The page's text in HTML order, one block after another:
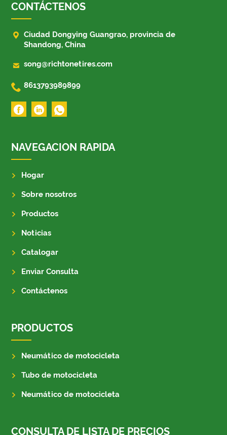
CONTÁCTENOS
 Ciudad Dongying Guangrao, provincia de
Shandong, China
 song@richtonetires.com
 8613793989899
NAVEGACION RAPIDA
Hogar
Sobre nosotros
Productos
Noticias
Catalogar
Enviar Consulta
Contáctenos
PRODUCTOS
Neumático de motocicleta
Tubo de motocicleta
Neumático de motocicleta
CONSULTA DE LISTA DE PRECIOS